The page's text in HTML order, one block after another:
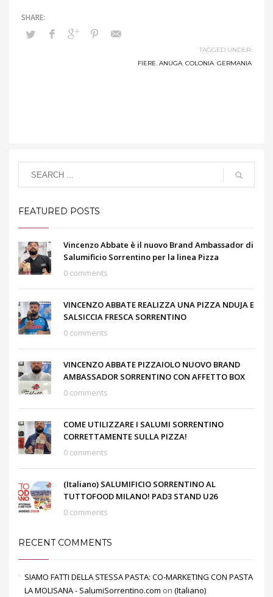
TAGGED UNDER:
FIERE, ANUGA, COLONIA, GERMANIA
FEATURED POSTS
Vincenzo Abbate è il nuovo Brand Ambassador di
Salumificio Sorrentino per la linea Pizza
0 comments
VINCENZO ABBATE REALIZZA UNA PIZZA NDUJA E
SALSICCIA FRESCA SORRENTINO
0 comments
VINCENZO ABBATE PIZZAIOLO NUOVO BRAND
AMBASSADOR SORRENTINO CON AFFETTO BOX
0 comments
COME UTILIZZARE I SALUMI SORRENTINO
CORRETTAMENTE SULLA PIZZA!
0 comments
(Italiano) SALUMIFICIO SORRENTINO AL
TUTTOFOOD MILANO! PAD3 STAND U26
0 comments
RECENT COMMENTS
SIAMO FATTI DELLA STESSA PASTA: CO-MARKETING CON PASTA
LA MOLISANA - SalumiSorrentino.com on (Italiano)